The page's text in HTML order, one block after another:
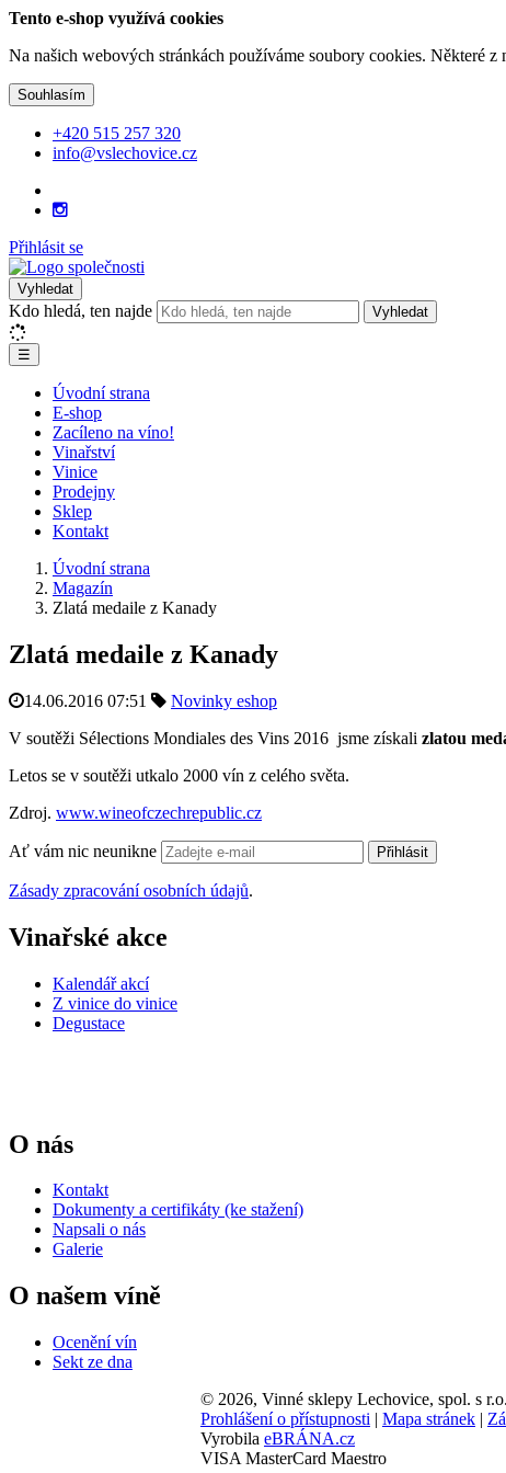
Tento e-shop využívá cookies
Na našich webových stránkách používáme soubory cookies. Některé
Souhlasím
+420 515 257 320
info@vslechovice.cz
Přihlásit se
Vyhledat
Kdo hledá, ten najde Vyhledat
☰
Úvodní strana
E-shop
Zacíleno na víno!
Vinařství
Vinice
Prodejny
Sklep
Kontakt
Úvodní strana
Magazín
Zlatá medaile z Kanady
Zlatá medaile z Kanady
14.06.2016 07:51
Novinky eshop
V soutěži Sélections Mondiales des Vins 2016 jsme získali zlatou
Letos se v soutěži utkalo 2000 vín z celého světa.
Zdroj. www.wineofczechrepublic.cz
Ať vám nic neunikne Přihlásit
Zásady zpracování osobních údajů.
Vinařské akce
Kalendář akcí
Z vinice do vinice
Degustace
O nás
Kontakt
Dokumenty a certifikáty (ke stažení)
Napsali o nás
Galerie
O našem víně
Ocenění vín
Sekt ze dna
© 2026, Vinné sklepy Lechovice, spol. s r.o.
Prohlášení o přístupnosti | Mapa stránek |
Vyrobila eBRÁNA.cz
VISA MasterCard Maestro